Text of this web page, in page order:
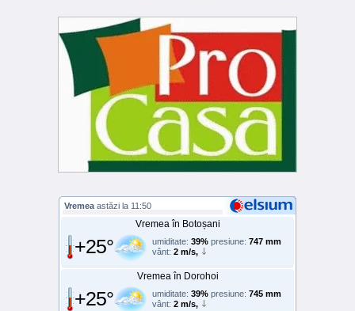
Vremeaastăzi la 11:50
Vremea în Botoșani
+25° umiditate: 39% presiune: 747 mm
vânt: 2 m/s,
Vremea în Dorohoi
+25° umiditate: 39% presiune: 745 mm
vânt: 2 m/s,